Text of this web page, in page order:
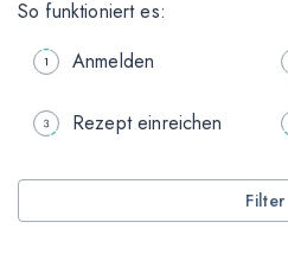
So funktioniert es:
Anmelden
Rezept einreichen
Filter